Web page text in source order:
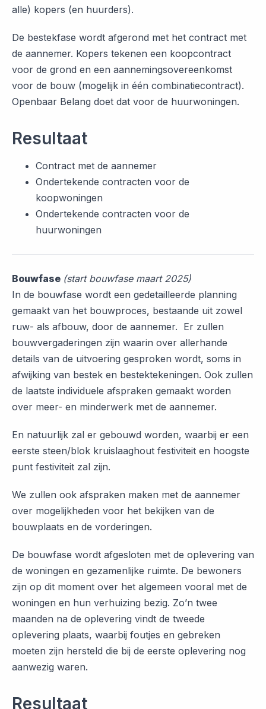
alle) kopers (en huurders).
De bestekfase wordt afgerond met het contract met
de aannemer. Kopers tekenen een koopcontract
voor de grond en een aannemingsovereenkomst
voor de bouw (mogelijk in één combinatiecontract).
Openbaar Belang doet dat voor de huurwoningen.
Resultaat
Contract met de aannemer
Ondertekende contracten voor de
koopwoningen
Ondertekende contracten voor de
huurwoningen
Bouwfase (start bouwfase maart 2025)
In de bouwfase wordt een gedetailleerde planning
gemaakt van het bouwproces, bestaande uit zowel
ruw- als afbouw, door de aannemer. Er zullen
bouwvergaderingen zijn waarin over allerhande
details van de uitvoering gesproken wordt, soms in
afwijking van bestek en bestektekeningen. Ook zullen
de laatste individuele afspraken gemaakt worden
over meer- en minderwerk met de aannemer.
En natuurlijk zal er gebouwd worden, waarbij er een
eerste steen/blok kruislaaghout festiviteit en hoogste
punt festiviteit zal zijn.
We zullen ook afspraken maken met de aannemer
over mogelijkheden voor het bekijken van de
bouwplaats en de vorderingen.
De bouwfase wordt afgesloten met de oplevering van
de woningen en gezamenlijke ruimte. De bewoners
zijn op dit moment over het algemeen vooral met de
woningen en hun verhuizing bezig. Zo’n twee
maanden na de oplevering vindt de tweede
oplevering plaats, waarbij foutjes en gebreken
moeten zijn hersteld die bij de eerste oplevering nog
aanwezig waren.
Resultaat